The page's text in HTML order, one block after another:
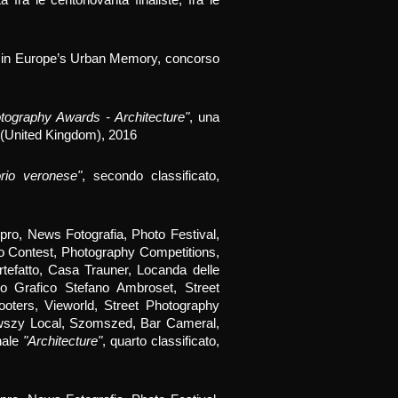
Europe’s Urban Memory, concorso
Awards - Architecture", una
Kingdom), 2016
veronese", secondo classificato,
News Fotografia, Photo Festival,
Contest, Photography Competitions,
Casa Trauner, Locanda delle
Grafico Stefano Ambroset, Street
Vieworld, Street Photography
Local, Szomszed, Bar Cameral,
"Architecture", quarto classificato,